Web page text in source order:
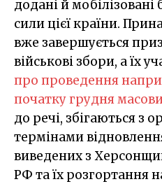
додані й мобілізовані
сили цієї країни.
вже завершується
військові збори, а їх
про проведення
початку грудня
до речі, збігаються з
термінами
виведених з
РФ та їх розгортання